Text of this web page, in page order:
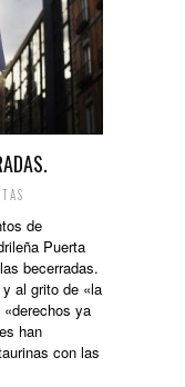
de
Puerta
becerradas.
al grito de «la
ya
han
con las